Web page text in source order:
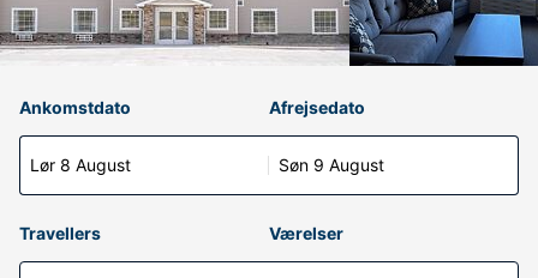
Ankomstdato
Lør 8 August
Afrejsedato
Søn 9 August
Travellers Værelser